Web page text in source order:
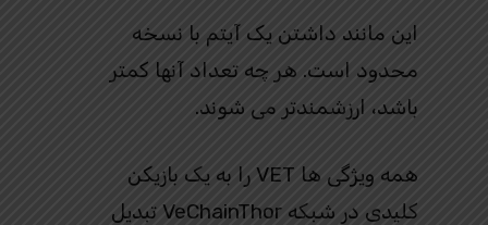
این مانند داشتن یک آیتم با نسخه
محدود است. هر چه تعداد آنها کمتر
باشد، ارزشمندتر می شوند.
همه ویژگی‌ ها VET را به یک بازیکن
کلیدی در شبکه VeChainThor تبدیل